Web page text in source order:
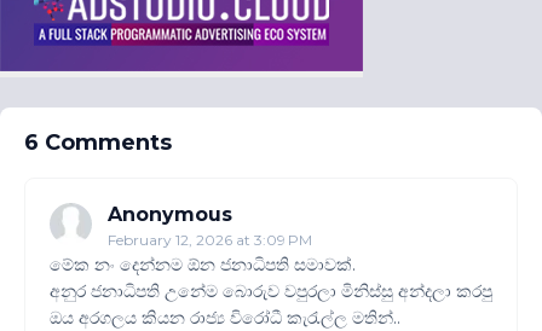
6 Comments
Anonymous
February 12, 2026 at 3:09 PM
මේක නං දෙන්නම ඕන ජනාධිපති සමාවක්.
අනුර ජනාධිපති උනේම බොරුව වපුරලා මිනිස්සු අන්දලා කරපු
ඔය අරගලය කියන රාජ්‍ය විරෝධී කැරැල්ල මතින්..